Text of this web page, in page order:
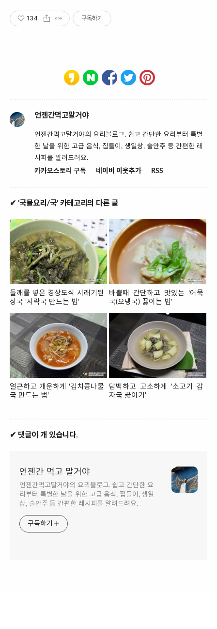
134 구독하기
언젠간먹고말거야
언젠간먹고말거야의 요리블로그. 쉽고 간단한 요리부터 특별
한 날을 위한 고급 음식, 집들이, 생일상, 술안주 등 간편한 레
시피를 알려드려요.
카카오스토리 구독
네이버 이웃추가 RSS
✔ '국물요리/국' 카테고리의 다른 글
들깨를 넣은 경상도식 시래기된
장국 '시락국 만드는 법'
바쁠때 간단하고 맛있는 '어묵
국(오뎅국) 끓이는 법'
얼큰하고 개운하게 '김치콩나물
국 만드는 법'
담백하고 고소하게 '소고기 감
자국 끓이기'
✔ 댓글이 개 있습니다.
언젠간 먹고 말거야
언젠간먹고말거야의 요리블로그. 쉽고 간단한 요
리부터 특별한 날을 위한 고급 음식, 집들이, 생일
상, 술안주 등 간편한 레시피를 알려드려요.
구독하기